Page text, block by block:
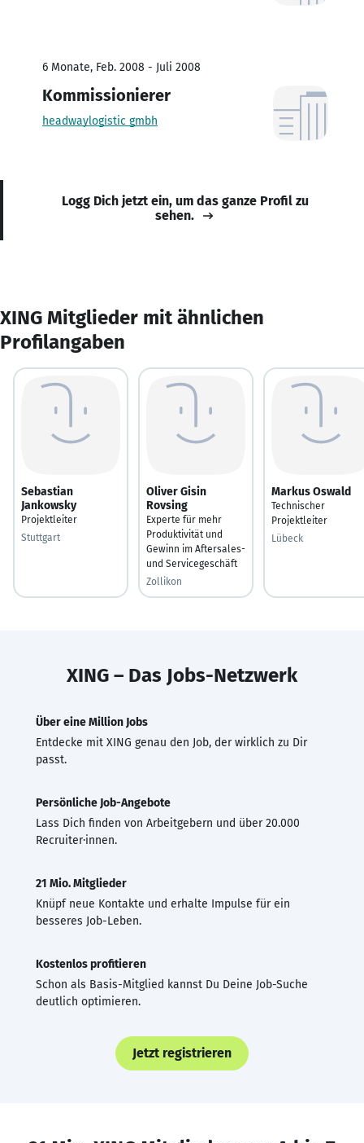
6 Monate, Feb. 2008 - Juli 2008
Kommissionierer
headwaylogistic gmbh
Logg Dich jetzt ein, um das ganze Profil zu
sehen.
XING Mitglieder mit ähnlichen
Profilangaben
Sebastian
Jankowsky
Projektleiter
Stuttgart
Oliver Gisin
Rovsing
Experte für mehr
Produktivität und
Gewinn im Aftersales-
und Servicegeschäft
Zollikon
Markus Oswald
Technischer
Projektleiter
Lübeck
XING – Das Jobs-Netzwerk
Über eine Million Jobs
Entdecke mit XING genau den Job, der wirklich zu Dir
passt.
Persönliche Job-Angebote
Lass Dich finden von Arbeitgebern und über 20.000
Recruiter·innen.
21 Mio. Mitglieder
Knüpf neue Kontakte und erhalte Impulse für ein
besseres Job-Leben.
Kostenlos profitieren
Schon als Basis-Mitglied kannst Du Deine Job-Suche
deutlich optimieren.
Jetzt registrieren